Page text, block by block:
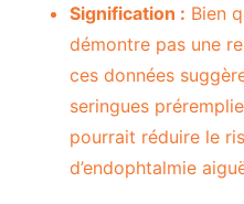
Signification : Bien
démontre pas une
ces données
seringues
pourrait réduire le
d’endophtalmie